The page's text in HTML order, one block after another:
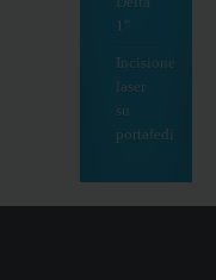
1"
Incisione
laser
su
portafedi